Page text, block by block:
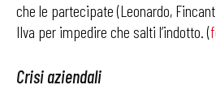
che le partecipate (Leonardo,
Ilva per impedire che salti l’indotto. (
Crisi aziendali